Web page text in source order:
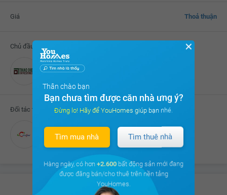
Giá Thoả thuận
Chủ đầu tư
Công ty CP Đầu tư Thảo Điền
Đối tác thực hiện
Công ty CP Xây dựng Cotec (Coteccons)
Đối tác thi công
✕
Thân chào bạn
Bạn chưa tìm được căn nhà ưng ý?
Đừng lo! Hãy để YouHomes giúp bạn nhé.
Tìm mua nhà Tìm thuê nhà
Hàng ngày, có hơn +2.600 bất động sản mới đang
được đăng bán/cho thuê trên nền tảng
YouHomes.